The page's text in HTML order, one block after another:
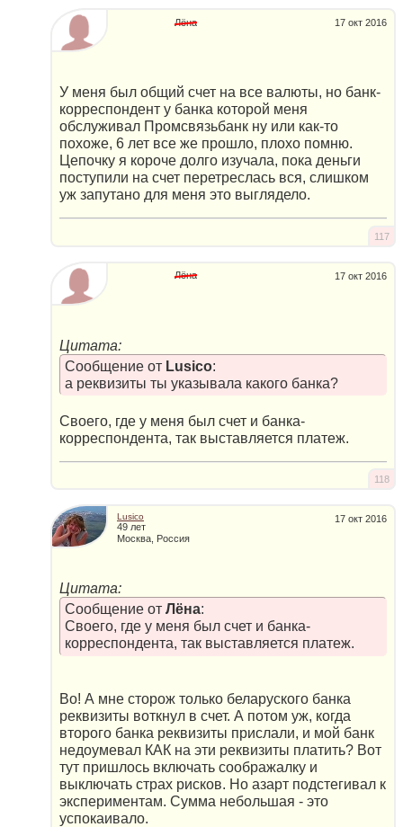
17 окт 2016
Лёна
У меня был общий счет на все валюты, но банк-
корреспондент у банка которой меня
обслуживал Промсвязьбанк ну или как-то
похоже, 6 лет все же прошло, плохо помню.
Цепочку я короче долго изучала, пока деньги
поступили на счет перетреслась вся, слишком
уж запутано для меня это выглядело.
117
17 окт 2016
Лёна
Цитата:
Сообщение от Lusico:
а реквизиты ты указывала какого банка?
Своего, где у меня был счет и банка-
корреспондента, так выставляется платеж.
118
17 окт 2016
Lusico
49 лет
Москва, Россия
Цитата:
Сообщение от Лёна:
Своего, где у меня был счет и банка-
корреспондента, так выставляется платеж.
Во! А мне сторож только беларуского банка
реквизиты воткнул в счет. А потом уж, когда
второго банка реквизиты прислали, и мой банк
недоумевал КАК на эти реквизиты платить? Вот
тут пришлось включать соображалку и
выключать страх рисков. Но азарт подстегивал к
экспериментам. Сумма небольшая - это
успокаивало.